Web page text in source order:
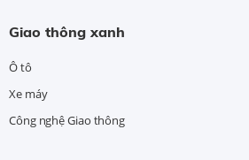
Giao thông xanh
Ô tô
Xe máy
Công nghệ Giao thông